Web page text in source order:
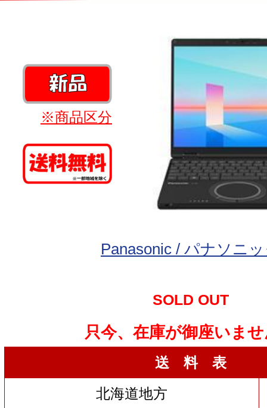
※商品区分
Panasonic / パナソニ
SOLD OUT
只今、在庫が御座いま
送 料 表
北海道地方